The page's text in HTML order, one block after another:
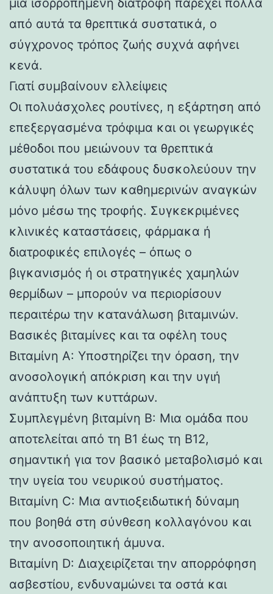
από αυτά τα θρεπτικά συστατικά, ο
σύγχρονος τρόπος ζωής συχνά αφήνει
κενά.
Γιατί συμβαίνουν ελλείψεις
Οι πολυάσχολες ρουτίνες, η εξάρτηση από
επεξεργασμένα τρόφιμα και οι γεωργικές
μέθοδοι που μειώνουν τα θρεπτικά
συστατικά του εδάφους δυσκολεύουν την
κάλυψη όλων των καθημερινών αναγκών
μόνο μέσω της τροφής. Συγκεκριμένες
κλινικές καταστάσεις, φάρμακα ή
διατροφικές επιλογές – όπως ο
βιγκανισμός ή οι στρατηγικές χαμηλών
θερμίδων – μπορούν να περιορίσουν
περαιτέρω την κατανάλωση βιταμινών.
Βασικές βιταμίνες και τα οφέλη τους
Βιταμίνη Α: Υποστηρίζει την όραση, την
ανοσολογική απόκριση και την υγιή
ανάπτυξη των κυττάρων.
Συμπλεγμένη βιταμίνη Β: Μια ομάδα που
αποτελείται από τη Β1 έως τη Β12,
σημαντική για τον βασικό μεταβολισμό και
την υγεία του νευρικού συστήματος.
Βιταμίνη C: Μια αντιοξειδωτική δύναμη
που βοηθά στη σύνθεση κολλαγόνου και
την ανοσοποιητική άμυνα.
Βιταμίνη D: Διαχειρίζεται την απορρόφηση
ασβεστίου, ενδυναμώνει τα οστά και